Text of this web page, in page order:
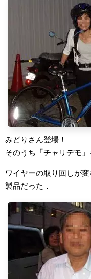
みどりさん登場！
そのうち「チャリデモ
ワイヤーの取り回しが
製品だった．